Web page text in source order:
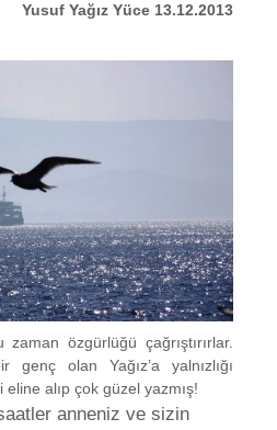
Yusuf Yağız Yüce 13.12.2013
özgürlüğü çağrıştırırlar.
genç olan Yağız’a yalnızlığı
eline alıp çok güzel yazmış!
anneniz ve sizin